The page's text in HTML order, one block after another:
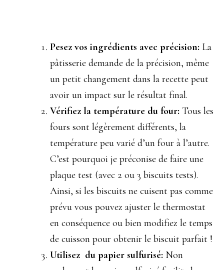
Pesez vos ingrédients avec précision: La
pâtisserie demande de la précision, même
un petit changement dans la recette peut
avoir un impact sur le résultat final.
Vérifiez la température du four: Tous les
fours sont légèrement différents, la
température peu varié d’un four à l’autre.
C’est pourquoi je préconise de faire une
plaque test (avec 2 ou 3 biscuits tests).
Ainsi, si les biscuits ne cuisent pas comme
prévu vous pouvez ajuster le thermostat
en conséquence ou bien modifiez le temps
de cuisson pour obtenir le biscuit parfait !
Utilisez du papier sulfurisé: Non